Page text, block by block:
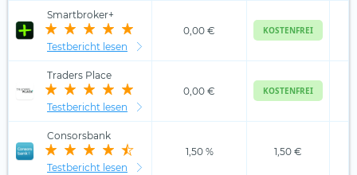
Smartbroker+
Testbericht lesen
0,00 € KOSTENFREI
Traders Place
Testbericht lesen
0,00 € KOSTENFREI
Consorsbank
Testbericht lesen
1,50 % 1,50 €